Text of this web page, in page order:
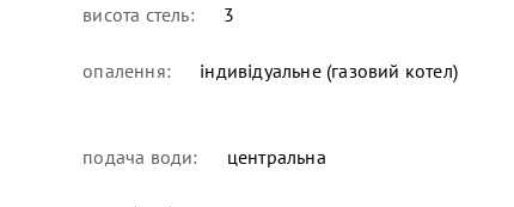
висота стель: 3
опалення: індивідуальне (газовий котел)
подача води: центральна